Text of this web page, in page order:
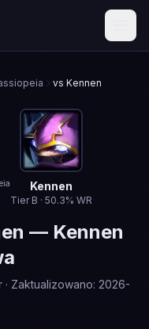
vs Kennen
Kennen
Tier B · 50.3% WR
— Kennen
· Zaktualizowano: 2026-